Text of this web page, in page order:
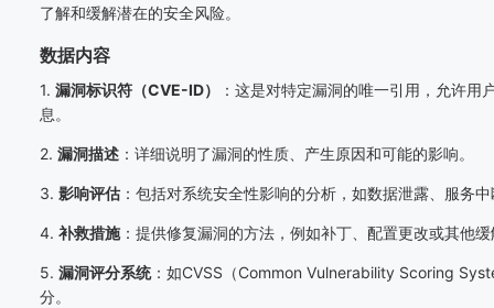
了解和缓解潜在的安全风险。
数据内容
1. 漏洞标识符（CVE-ID）
：这是对特定漏洞的唯一引用，允许用
息。
2. 漏洞描述 ：详细说明了漏洞的性质、产生原因和可能的影响。
3. 影响评估 ：包括对系统安全性影响的分析，如数据泄露、服务
4. 补救措施：提供修复漏洞的方法，例如补丁、配置更改或其他
5. 漏洞评分系统：如CVSS （Common Vulnerability Scoring
分。